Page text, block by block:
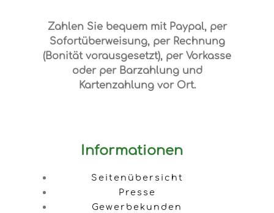
Zahlen Sie bequem mit Paypal, per
Sofortüberweisung, per Rechnung
(Bonität vorausgesetzt), per Vorkasse
oder per Barzahlung und
Kartenzahlung vor Ort.
Informationen
Seitenübersicht
Presse
Gewerbekunden